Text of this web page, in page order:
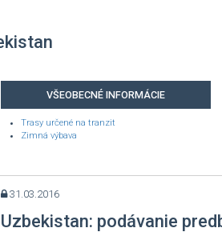
VŠEOBECNÉ INFORMÁCIE
Trasy určené na tranzit
Zimná výbava
31.03.2016
Uzbekistan: podávanie